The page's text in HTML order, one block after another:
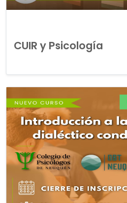
CUIR y Psicología